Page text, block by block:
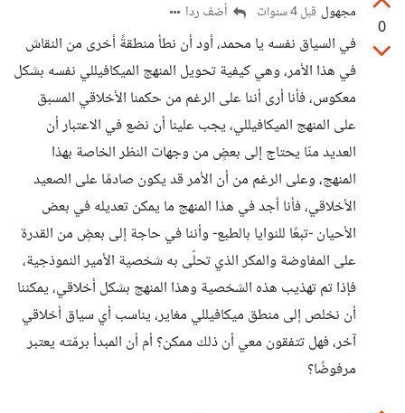
0
مجهول قبل 4 سنوات أضف ردا
في السياق نفسه يا محمد، أود أن نطأ منطقةً أخرى من النقاش
في هذا الأمر، وهي كيفية تحويل المنهج الميكافيللي نفسه بشكل
معكوس، فأنا أرى أننا على الرغم من حكمنا الأخلاقي المسبق
على المنهج الميكافيللي، يجب علينا أن نضع في الاعتبار أن
العديد منّا يحتاج إلى بعضٍ من وجهات النظر الخاصة بهذا
المنهج، وعلى الرغم من أن الأمر قد يكون صادمًا على الصعيد
الأخلاقي، فأنا أجد في هذا المنهج ما يمكن تعديله في بعض
الأحيان -تبعًا للنوايا بالطبع- وأننا في حاجة إلى بعضٍ من القدرة
على المفاوضة والمكر الذي تحلّى به شخصية الأمير النموذجية،
فإذا تم تهذيب هذه الشخصية وهذا المنهج بشكل أخلاقي، يمكننا
أن نخلص إلى منطق ميكافيللي مغاير، يناسب أي سياق أخلاقي
آخر، فهل تتفقون معي أن ذلك ممكن؟ أم أن المبدأ برمّته يعتبر
مرفوضًا؟